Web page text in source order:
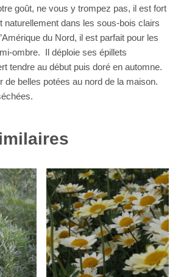
goût, ne vous y trompez pas, il est fort
dans les sous-bois clairs
du Nord, il est parfait pour les
ombre. Il déploie ses épillets
tendre au début puis doré en automne.
de belles potées au nord de la maison.